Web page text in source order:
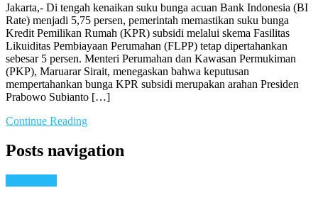
Jakarta,- Di tengah kenaikan suku bunga acuan Bank Indonesia (BI
Rate) menjadi 5,75 persen, pemerintah memastikan suku bunga
Kredit Pemilikan Rumah (KPR) subsidi melalui skema Fasilitas
Likuiditas Pembiayaan Perumahan (FLPP) tetap dipertahankan
sebesar 5 persen. Menteri Perumahan dan Kawasan Permukiman
(PKP), Maruarar Sirait, menegaskan bahwa keputusan
mempertahankan bunga KPR subsidi merupakan arahan Presiden
Prabowo Subianto […]
Continue Reading
Posts navigation